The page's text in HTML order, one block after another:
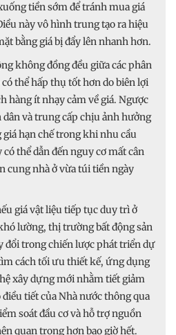
tiền sớm để tránh mua giá
này vô hình trung tạo ra hiệu
bằng giá bị đẩy lên nhanh hơn.
không đồng đều giữa các phân
thể hấp thụ tốt hơn do biên lợi
hàng ít nhạy cảm về giá. Ngược
và trung cấp chịu ảnh hưởng
hạn chế trong khi nhu cầu
thể dẫn đến nguy cơ mất cân
cung nhà ở vừa túi tiền ngày
giá vật liệu tiếp tục duy trì ở
lường, thị trường bất động sản
đổi trong chiến lược phát triển dự
cách tối ưu thiết kế, ứng dụng
xây dựng mới nhằm tiết giảm
tiết của Nhà nước thông qua
soát đầu cơ và hỗ trợ nguồn
quan trọng hơn bao giờ hết.